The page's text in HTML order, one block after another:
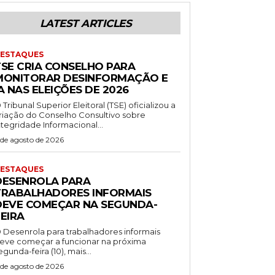
LATEST ARTICLES
CRIA CONSELHO PARA
DESINFORMAÇÃO E
NAS ELEIÇÕES DE 2026
Tribunal Superior Eleitoral (TSE) oficializou a
do Conselho Consultivo sobre
Informacional...
agosto de 2026
PARA
INFORMAIS
COMEÇAR NA SEGUNDA-
Desenrola para trabalhadores informais
começar a funcionar na próxima
feira (10), mais...
agosto de 2026